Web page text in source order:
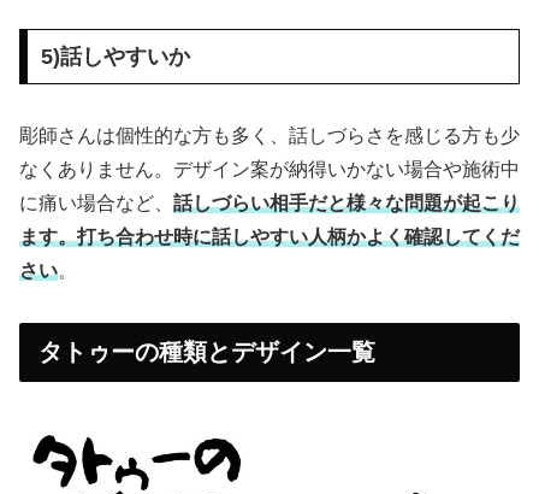
5)話しやすいか
彫師さんは個性的な方も多く、話しづらさを感じる方も少
なくありません。デザイン案が納得いかない場合や施術中
に痛い場合など、 話しづらい相手だと様々な問題が起こり
ます。打ち合わせ時に話しやすい人柄かよく確認してくだ
さい。
タトゥーの種類とデザイン一覧